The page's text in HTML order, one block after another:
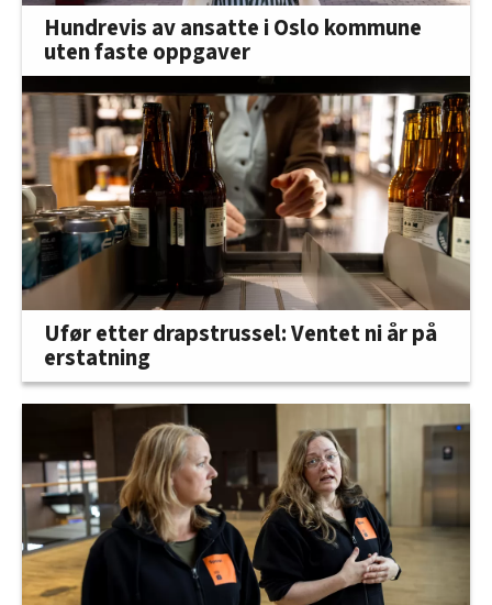
Hundrevis av ansatte i Oslo kommune
uten faste oppgaver
Ufør etter drapstrussel: Ventet ni år på
erstatning